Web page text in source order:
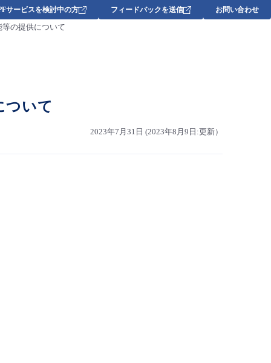
サービスを検討中の方 フィードバックを送信 お問い合わせ
等の提供について
ついて
2023年7月31日 (2023年8月9日:更新）